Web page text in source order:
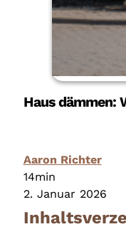
Haus dämmen:
Aaron Richter
14min
2. Januar 2026